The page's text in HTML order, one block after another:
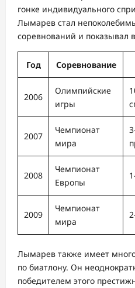
гонке индивидуального
Лымарев стал
соревнований и показывал
Год Соревнование
2006
Олимпийские
игры
2007
Чемпионат
мира
2008
Чемпионат
Европы
2009
Чемпионат
мира
Лымарев также имеет
по биатлону. Он
победителем этого